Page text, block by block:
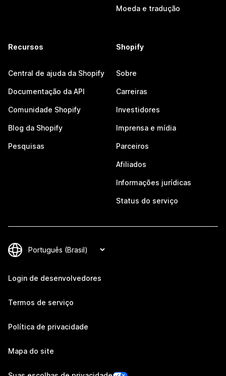
Moeda e tradução
Recursos
Central de ajuda da Shopify
Documentação da API
Comunidade Shopify
Blog da Shopify
Pesquisas
Shopify
Sobre
Carreiras
Investidores
Imprensa e mídia
Parceiros
Afiliados
Informações jurídicas
Status do serviço
Login de desenvolvedores
Termos de serviço
Política de privacidade
Mapa do site